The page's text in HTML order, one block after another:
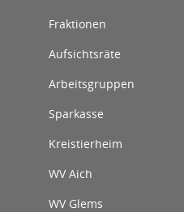
Fraktionen
Aufsichtsräte
Arbeitsgruppen
Sparkasse
Kreistierheim
WV Aich
WV Glems